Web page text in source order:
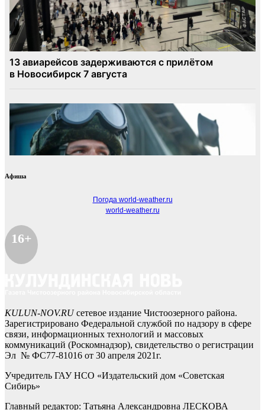
Афиша
Погода world-weather.ru
world-weather.ru
16+
KULUN-NOV.RUсетевое издание Чистоозерного района.
Зарегистрировано Федеральной службой по надзору в сфере
связи, информационных технологий и массовых
коммуникаций (Роскомнадзор), свидетельство о регистрации
Эл № ФС77-81016 от 30 апреля 2021г.
Учредитель ГАУ НСО «Издательский дом «Советская
Сибирь»
Главный редактор: Татьяна Александровна ЛЕСКОВА